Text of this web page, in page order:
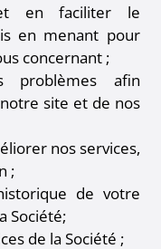
en faciliter le
en menant pour
concernant ;
problèmes afin
site et de nos
nos services,
;
de votre
Société;
de la Société ;